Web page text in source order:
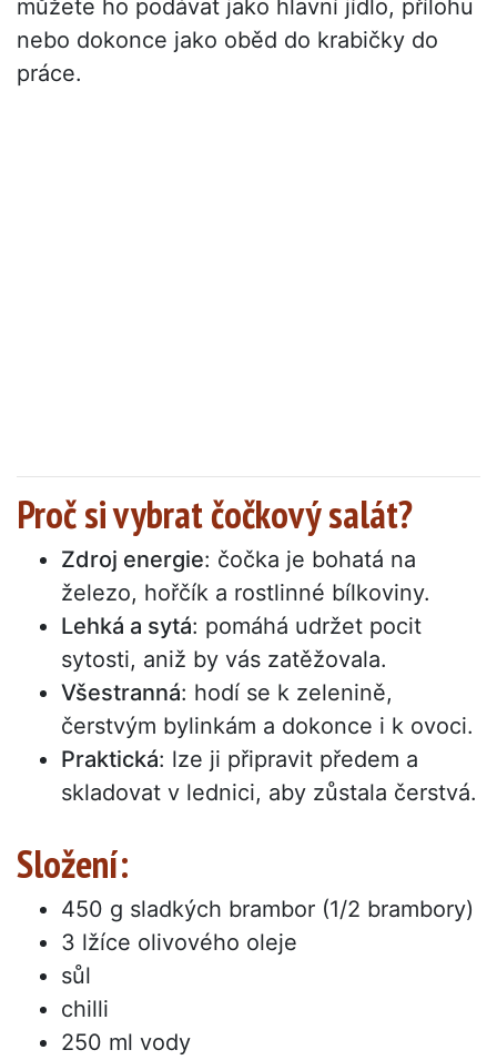
můžete ho podávat jako hlavní jídlo, přílohu
nebo dokonce jako oběd do krabičky do
práce.
Proč si vybrat čočkový salát?
Zdroj energie: čočka je bohatá na
železo, hořčík a rostlinné bílkoviny.
Lehká a sytá: pomáhá udržet pocit
sytosti, aniž by vás zatěžovala.
Všestranná: hodí se k zelenině,
čerstvým bylinkám a dokonce i k ovoci.
Praktická: lze ji připravit předem a
skladovat v lednici, aby zůstala čerstvá.
Složení:
450 g sladkých brambor (1/2 brambory)
3 lžíce olivového oleje
sůl
chilli
250 ml vody